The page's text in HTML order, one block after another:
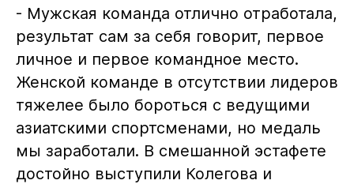
- Мужская команда отлично отработала,
результат сам за себя говорит, первое
личное и первое командное место.
Женской команде в отсутствии лидеров
тяжелее было бороться с ведущими
азиатскими спортсменами, но медаль
мы заработали. В смешанной эстафете
достойно выступили Колегова и